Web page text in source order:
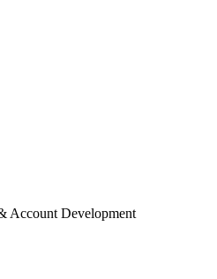
Account Development